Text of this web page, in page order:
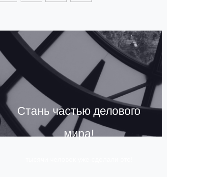
Стань частью делового
мира!